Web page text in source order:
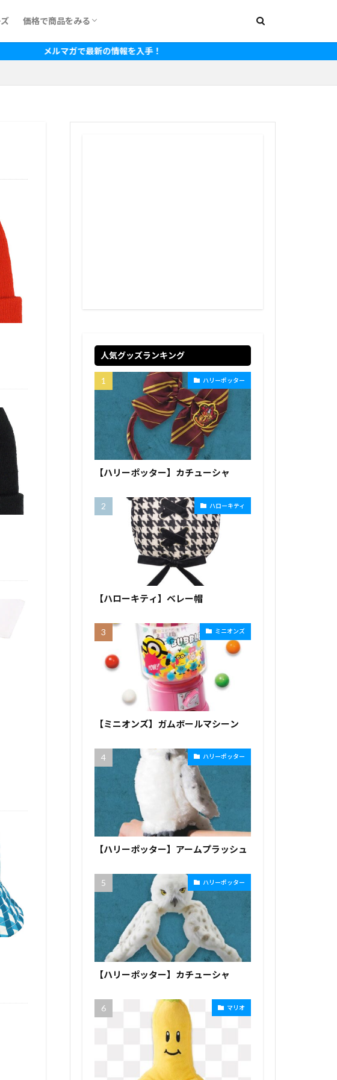
価格で商品をみる
~500円
500円~1,000円
1,000円~1,500円
1,500円~2,000円
2,000円~2,500円
2,500円~3,000円
3,000円~3,500円
3,500円~4,000円
4,000円~4,500円
4,500円~5,000円
5,000円~5,500円
5,500円~6,000円
6,500円~7,000円
7,500円~8,000円
10,000円~15,000円
15,000円~20,000円
ガで最新の情報を入手！
人気グッズランキング
ハリーポッター
【ハリーポッター】カチューシャ
ハローキティ
【ハローキティ】ベレー帽
ミニオンズ
【ミニオンズ】ガムボールマシーン
ハリーポッター
【ハリーポッター】アームプラッシュ
ハリーポッター
【ハリーポッター】カチューシャ
マリオ